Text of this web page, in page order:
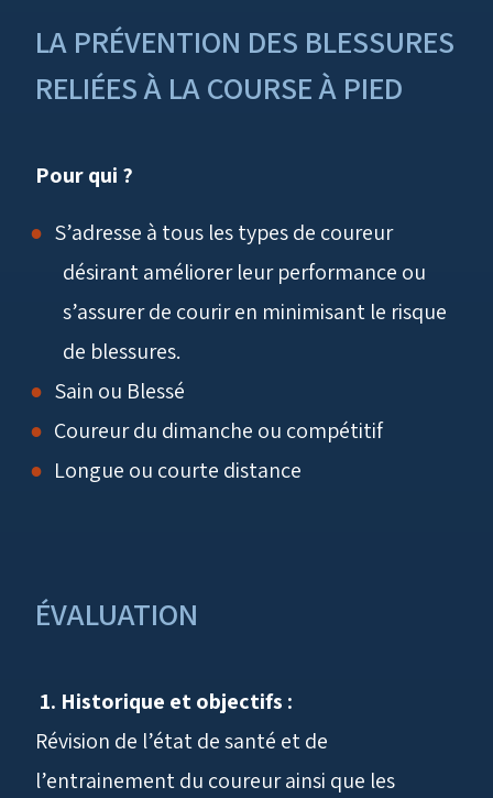
LA PRÉVENTION DES BLESSURES
RELIÉES À LA COURSE À PIED
Pour qui ?
S’adresse à tous les types de coureur
désirant améliorer leur performance ou
s’assurer de courir en minimisant le risque
de blessures.
Sain ou Blessé
Coureur du dimanche ou compétitif
Longue ou courte distance
ÉVALUATION
1. Historique et objectifs :
Révision de l’état de santé et de
l’entrainement du coureur ainsi que les